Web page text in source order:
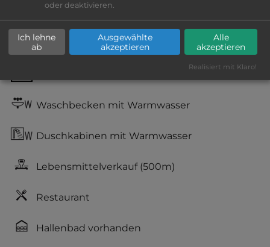
Lage: ansprechend
Geräuschkulisse: erträgliche
Lärmbelästigung
Waschbecken mit Warmwasser
Duschkabinen mit Warmwasser
Lebensmittelverkauf(500m)
Restaurant
Hallenbad vorhanden
oder deaktivieren.
Ich lehne
ab
Ausgewählte
akzeptieren
Alle
akzeptieren
Realisiert mit Klaro!